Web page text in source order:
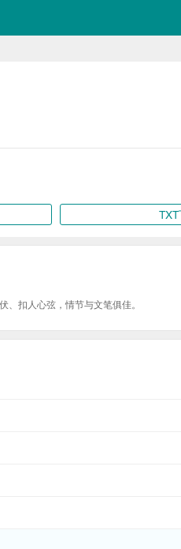
扣人心弦，情节与文笔俱佳。